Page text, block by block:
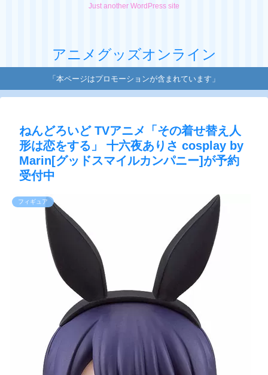
Just another WordPress site
アニメグッズオンライン
「本ページはプロモーションが含まれています」
ねんどろいど TVアニメ「その着せ替え人
形は恋をする」 十六夜ありさ cosplay by
Marin[グッドスマイルカンパニー]が予約
受付中
フィギュア